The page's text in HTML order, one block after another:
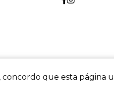
que esta página
critec